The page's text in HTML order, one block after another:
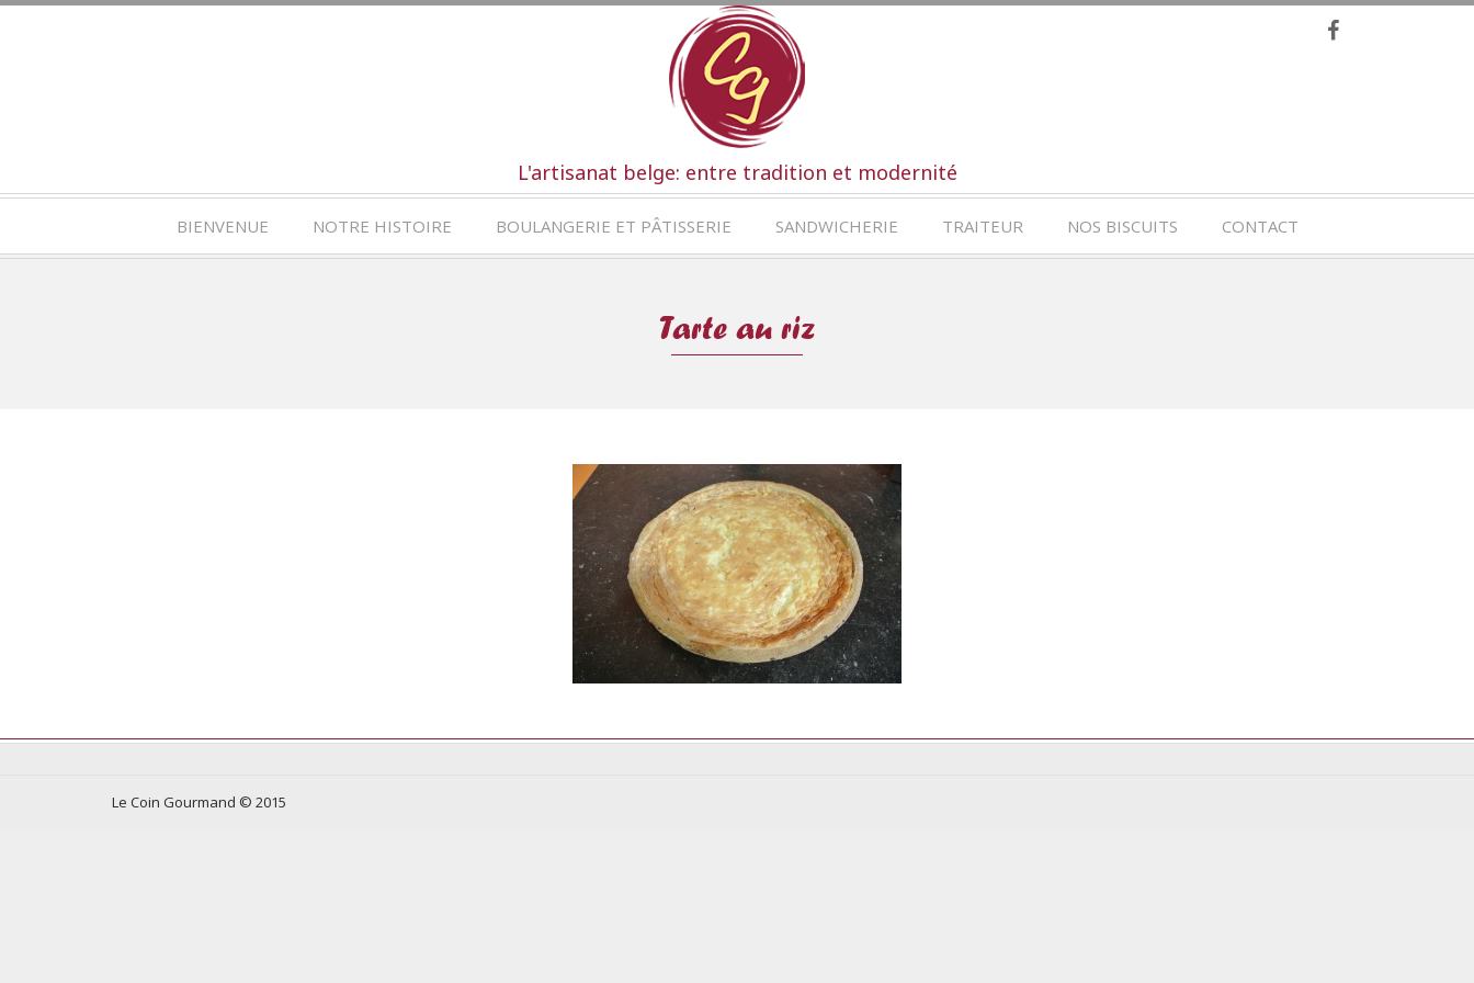
L'artisanat belge: entre tradition et modernité
BIENVENUE NOTRE HISTOIRE BOULANGERIE ET PÂTISSERIE SANDWICHERIE TRAITEUR NOS BISCUITS CONTACT
Tarte au riz
Le Coin Gourmand © 2015